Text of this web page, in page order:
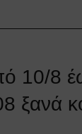
10/8
ξανά